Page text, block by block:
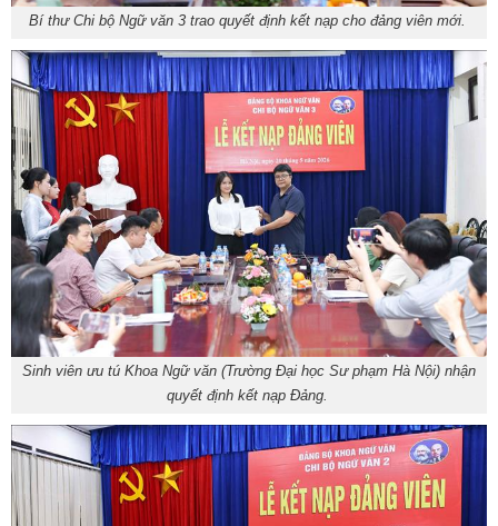
Bí thư Chi bộ Ngữ văn 3 trao quyết định kết nạp cho đảng viên mới.
Sinh viên ưu tú Khoa Ngữ văn (Trường Đại học Sư phạm Hà Nội) nhận
quyết định kết nạp Đảng.